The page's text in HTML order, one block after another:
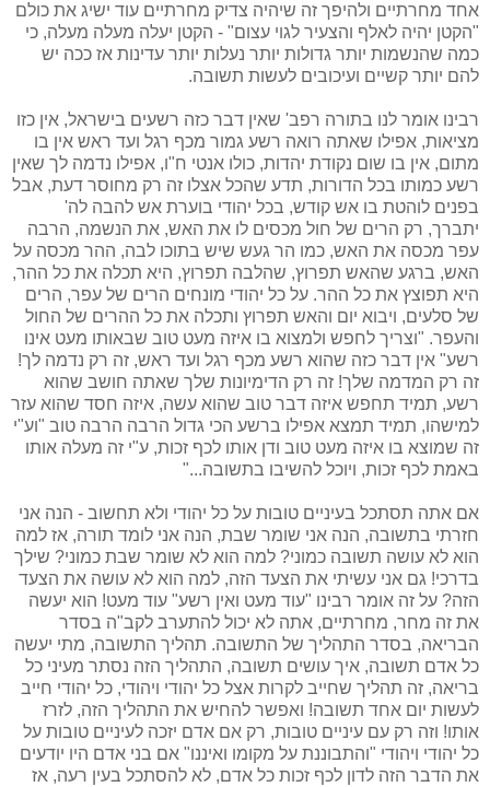
אחד מחרתיים ולהיפך זה שיהיה צדיק מחרתיים עוד ישיג את כולם
"הקטן יהיה לאלף והצעיר לגוי עצום" - הקטן יעלה מעלה מעלה, כי
כמה שהנשמות יותר גדולות יותר נעלות יותר עדינות אז ככה יש
להם יותר קשיים ועיכובים לעשות תשובה.
רבינו אומר לנו בתורה רפב' שאין דבר כזה רשעים בישראל, אין כזו
מציאות, אפילו שאתה רואה רשע גמור מכף רגל ועד ראש אין בו
מתום, אין בו שום נקודת יהדות, כולו אנטי ח"ו, אפילו נדמה לך שאין
רשע כמותו בכל הדורות, תדע שהכל אצלו זה רק מחוסר דעת, אבל
בפנים לוהטת בו אש קודש, בכל יהודי בוערת אש להבה לה'
יתברך, רק הרים של חול מכסים לו את האש, את הנשמה, הרבה
עפר מכסה את האש, כמו הר געש שיש בתוכו לבה, ההר מכסה על
האש, ברגע שהאש תפרוץ, שהלבה תפרוץ, היא תכלה את כל ההר,
היא תפוצץ את כל ההר. על כל יהודי מונחים הרים של עפר, הרים
של סלעים, ויבוא יום והאש תפרוץ ותכלה את כל ההרים של החול
והעפר. "וצריך לחפש ולמצוא בו איזה מעט טוב שבאותו מעט אינו
רשע" אין דבר כזה שהוא רשע מכף רגל ועד ראש, זה רק נדמה לך!
זה רק המדמה שלך! זה רק הדימיונות שלך שאתה חושב שהוא
רשע, תמיד תחפש איזה דבר טוב שהוא עשה, איזה חסד שהוא עזר
למישהו, תמיד תמצא אפילו ברשע הכי גדול הרבה הרבה טוב "וע"י
זה שמוצא בו איזה מעט טוב ודן אותו לכף זכות, ע"י זה מעלה אותו
באמת לכף זכות, ויוכל להשיבו בתשובה..."
אם אתה תסתכל בעיניים טובות על כל יהודי ולא תחשוב - הנה אני
חזרתי בתשובה, הנה אני שומר שבת, הנה אני לומד תורה, אז למה
הוא לא עושה תשובה כמוני? למה הוא לא שומר שבת כמוני? שילך
בדרכי! גם אני עשיתי את הצעד הזה, למה הוא לא עושה את הצעד
הזה? על זה אומר רבינו "עוד מעט ואין רשע" עוד מעט! הוא יעשה
את זה מחר, מחרתיים, אתה לא יכול להתערב לקב"ה בסדר
הבריאה, בסדר התהליך של התשובה. תהליך התשובה, מתי יעשה
כל אדם תשובה, איך עושים תשובה, התהליך הזה נסתר מעיני כל
בריאה, זה תהליך שחייב לקרות אצל כל יהודי ויהודי, כל יהודי חייב
לעשות יום אחד תשובה! ואפשר להחיש את התהליך הזה, לזרז
אותו! וזה רק עם עיניים טובות, רק אם אדם יזכה לעיניים טובות על
כל יהודי ויהודי "והתבוננת על מקומו ואיננו" אם בני אדם היו יודעים
את הדבר הזה לדון לכף זכות כל אדם, לא להסתכל בעין רעה, אז